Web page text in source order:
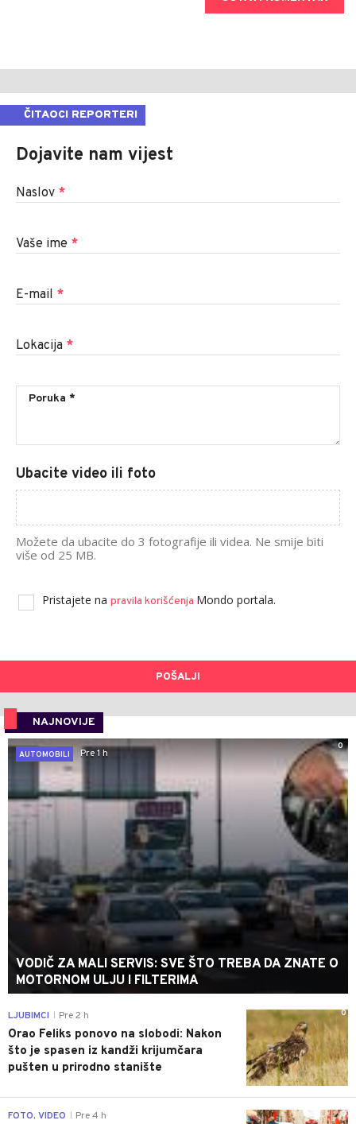
ČITAOCI REPORTERI
Dojavite nam vijest
Naslov *
Vaše ime *
E-mail *
Lokacija *
Ubacite video ili foto
Možete da ubacite do 3 fotografije ili videa. Ne smije biti
više od 25 MB.
Pristajete na pravila korišćenja Mondo portala.
POŠALJI
NAJNOVIJE
0
AUTOMOBILI
Pre 1 h
VODIČ ZA MALI SERVIS: SVE ŠTO TREBA DA ZNATE O
MOTORNOM ULJU I FILTERIMA
0
LJUBIMCI Pre 2 h
Orao Feliks ponovo na slobodi: Nakon
što je spasen iz kandži krijumčara
pušten u prirodno stanište
0
FOTO, VIDEO Pre 4 h